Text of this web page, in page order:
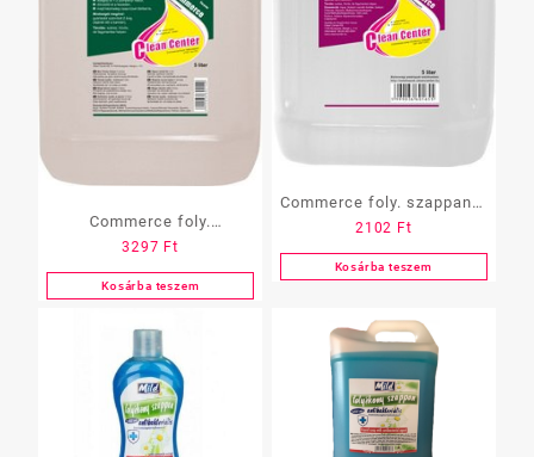
Commerce foly.
habszappan 5 L-es
3297 Ft
Kosárba teszem
Commerce foly. szappan 5
L-es
2102 Ft
Kosárba teszem